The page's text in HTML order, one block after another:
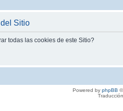
Sitio
todas las cookies de este Sitio?
Powered by phpBB